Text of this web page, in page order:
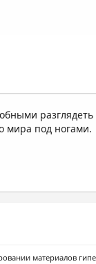
разглядеть
мира под ногами.
материалов